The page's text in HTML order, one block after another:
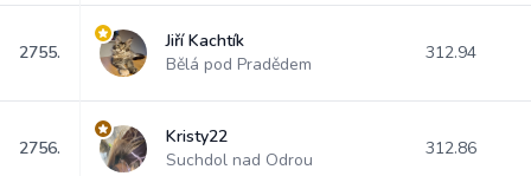
2755.
Jiří Kachtík
Bělá pod Pradědem
312.94
2756.
Kristy22
Suchdol nad Odrou
312.86